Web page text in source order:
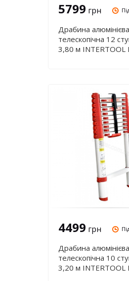
5799 грн
Драбина алюмінієва
телескопічна 12
3,80 м INTERTOOL
4499 грн
Драбина алюмінієва
телескопічна 10
3,20 м INTERTOOL